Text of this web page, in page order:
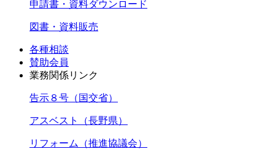
申請書・資料ダウンロード
図書・資料販売
各種相談
賛助会員
業務関係リンク
告示８号（国交省）
アスベスト（長野県）
リフォーム（推進協議会）